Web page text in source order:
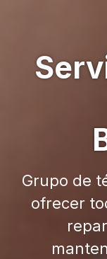
Grupo de
ofrecer